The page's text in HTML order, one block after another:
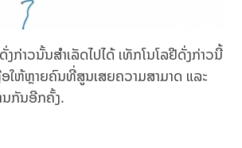
ງກ່າວນັ້ນສຳເລັດໄປໄດ້ ເທັກໂນໂລຢີດັ່ງກ່າວນີ້
ໃຫ້ຫຼາຍຄົນທີ່ສູນເສຍຄວາມສາມາດ ແລະ
ນກັນອີກຄັ້ງ.